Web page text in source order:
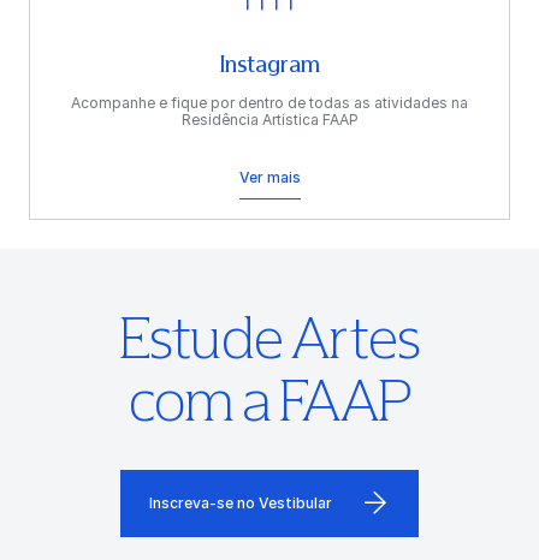
Instagram
Acompanhe e fique por dentro de todas as atividades na
Residência Artística FAAP
Ver mais
Estude Artes
com a FAAP
Inscreva-se no Vestibular